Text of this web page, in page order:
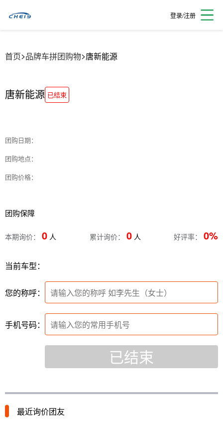
登录/注册
首页>品牌车拼团购物>唐新能源
唐新能源 已结束
团购日期：
团购地点：
团购价格：
团购保障
本期询价： 0 人 累计询价： 0 人 好评率： 0%
当前车型：
您的称呼：
手机号码：
已结束
最近询价团友